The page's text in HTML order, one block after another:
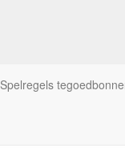
Spelregels